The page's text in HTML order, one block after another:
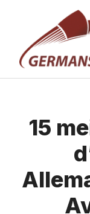
contenu
15